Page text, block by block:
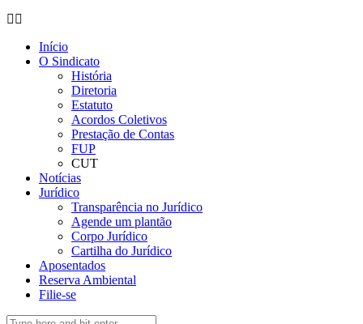
Início
O Sindicato
História
Diretoria
Estatuto
Acordos Coletivos
Prestação de Contas
FUP
CUT
Notícias
Jurídico
Transparência no Jurídico
Agende um plantão
Corpo Jurídico
Cartilha do Jurídico
Aposentados
Reserva Ambiental
Filie-se